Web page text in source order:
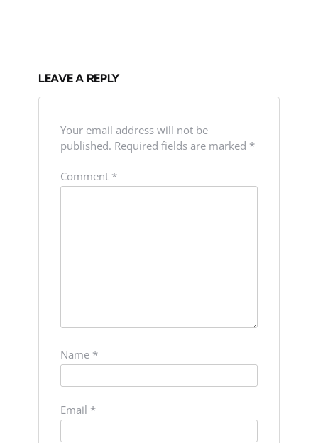
LEAVE A REPLY
Your email address will not be
published. Required fields are marked *
Comment *
Name *
Email *